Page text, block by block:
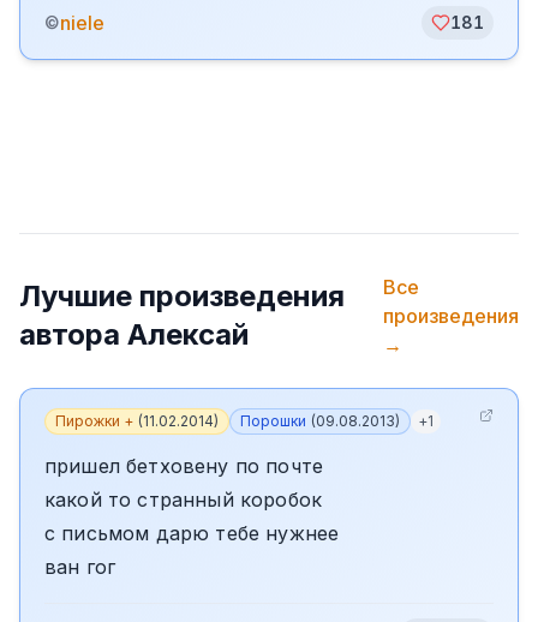
©niele 181
Лучшие произведения
автора Алексай
Все
произведения
→
Пирожки + (11.02.2014) Порошки (09.08.2013) +1
пришел бетховену по почте
какой то странный коробок
с письмом дарю тебе нужнее
ван гог